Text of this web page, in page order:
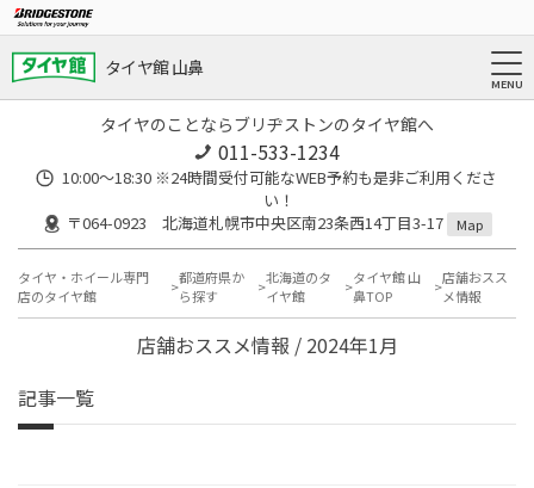
タイヤ館 山鼻
タイヤのことならブリヂストンのタイヤ館へ
011-533-1234
10:00～18:30 ※24時間受付可能なWEB予約も是非ご利用くださ
い！
〒064-0923 北海道札幌市中央区南23条西14丁目3-17
Map
タイヤ・ホイール専門
店のタイヤ館
都道府県か
ら探す
北海道のタ
イヤ館
タイヤ館 山
鼻TOP
店舗おスス
メ情報
店舗おススメ情報 / 2024年1月
記事一覧